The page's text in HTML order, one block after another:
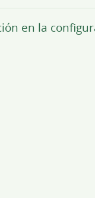
en la